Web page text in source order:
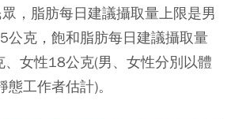
，脂肪每日建議攝取量上限是男
公克，飽和脂肪每日建議攝取量
女性18公克(男、女性分別以體
工作者估計)。